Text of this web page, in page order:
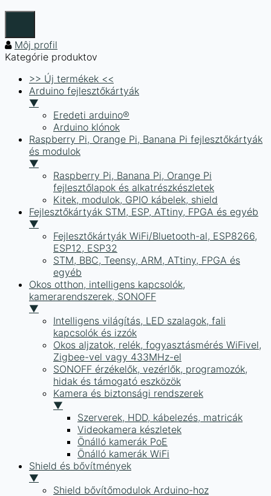
Môj profil
Kategórie produktov
>> Új termékek <<
Arduino fejlesztőkártyák
▼
Eredeti arduino®
Arduino klónok
Raspberry Pi, Orange Pi, Banana Pi fejlesztőkártyák
és modulok
▼
Raspberry Pi, Banana Pi, Orange Pi
fejlesztőlapok és alkatrészkészletek
Kitek, modulok, GPIO kábelek, shield
Fejlesztőkártyák STM, ESP, ATtiny, FPGA és egyéb
▼
Fejlesztőkártyák WiFi/Bluetooth-al, ESP8266,
ESP12, ESP32
STM, BBC, Teensy, ARM, ATtiny, FPGA és
egyéb
Okos otthon, intelligens kapcsolók,
kamerarendszerek, SONOFF
▼
Intelligens világítás, LED szalagok, fali
kapcsolók és izzók
Okos aljzatok, relék, fogyasztásmérés WiFivel,
Zigbee-vel vagy 433MHz-el
SONOFF érzékelők, vezérlők, programozók,
hidak és támogató eszközök
Kamera és biztonsági rendszerek
▼
Szerverek, HDD, kábelezés, matricák
Videokamera készletek
Önálló kamerák PoE
Önálló kamerák WiFi
Shield és bővítmények
▼
Shield bővítőmodulok Arduino-hoz